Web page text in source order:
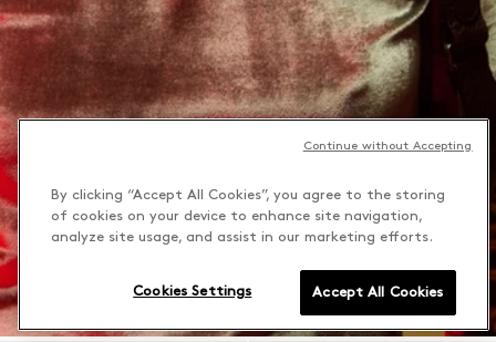
By clicking “Accept All Cookies”, you agree to the storing
of cookies on your device to enhance site navigation,
analyze site usage, and assist in our marketing efforts.
Accept All Cookies
Cookies Settings
Continue without Accepting